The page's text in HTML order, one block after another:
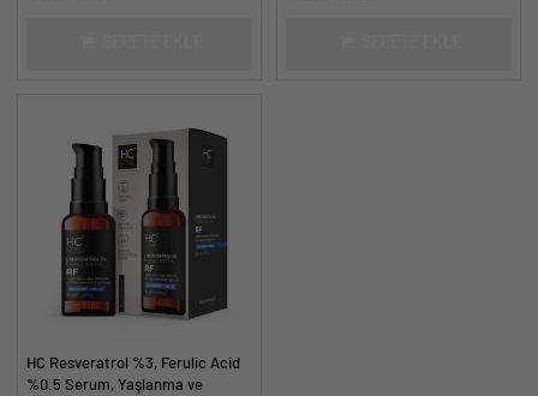
HC Resveratrol %3, Ferulic Acid
%0.5 Serum, Yaşlanma ve